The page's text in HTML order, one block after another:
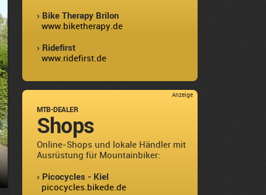
› Bike Therapy Brilon
www.biketherapy.de
› Ridefirst
www.ridefirst.de
Anzeige
MTB-DEALER
Shops
Online-Shops und lokale Händler mit
Ausrüstung für Mountainbiker:
› Picocycles - Kiel
picocycles.bikede.de